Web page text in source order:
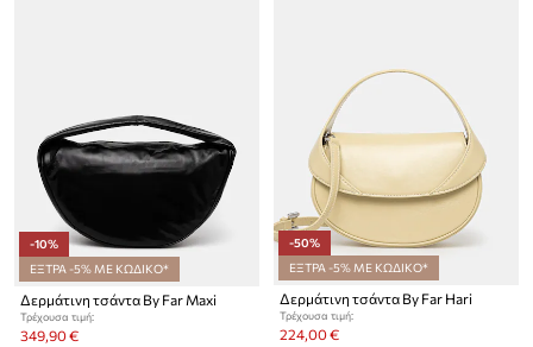
-10%
ΕΞΤΡΑ -5% ΜΕ ΚΩΔΙΚΟ*
Δερμάτινη τσάντα By Far Maxi
Τρέχουσα τιμή:
349,90 €
-50%
ΕΞΤΡΑ -5% ΜΕ ΚΩΔΙΚΟ*
Δερμάτινη τσάντα By Far Hari
Τρέχουσα τιμή:
224,00 €